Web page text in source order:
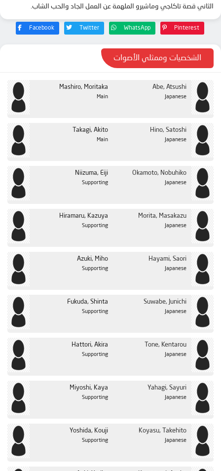
الحلقة 24
الحلقة 25
الثاني قصة تاكاجي وماشيرو الملهمة عن العمل الجاد والحب الشاب.
Facebook Twitter WhatsApp Pinterest
الشخصيات وممثلي الأصوات
Mashiro, Moritaka
Main
Abe, Atsushi
Japanese
Takagi, Akito
Main
Hino, Satoshi
Japanese
Niizuma, Eiji
Supporting
Okamoto, Nobuhiko
Japanese
Hiramaru, Kazuya
Supporting
Morita, Masakazu
Japanese
Azuki, Miho
Supporting
Hayami, Saori
Japanese
Fukuda, Shinta
Supporting
Suwabe, Junichi
Japanese
Hattori, Akira
Supporting
Tone, Kentarou
Japanese
Miyoshi, Kaya
Supporting
Yahagi, Sayuri
Japanese
Yoshida, Kouji
Supporting
Koyasu, Takehito
Japanese